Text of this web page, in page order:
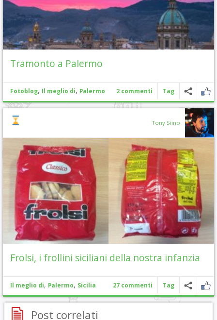
Tramonto a Palermo
Fotoblog, Il meglio di, Palermo 2 commenti Tag
Tony Siino
Frolsi, i frollini siciliani della nostra infanzia
Il meglio di, Palermo, Sicilia 27 commenti Tag
Post correlati